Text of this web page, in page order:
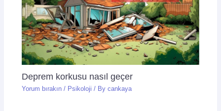
Deprem korkusu nasıl geçer
Yorum bırakın / Psikoloji / Bycankaya